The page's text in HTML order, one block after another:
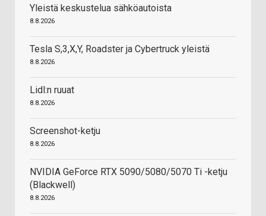
Yleistä keskustelua sähköautoista
8.8.2026
Tesla S,3,X,Y, Roadster ja Cybertruck yleistä
8.8.2026
Lidl:n ruuat
8.8.2026
Screenshot-ketju
8.8.2026
NVIDIA GeForce RTX 5090/5080/5070 Ti -ketju
(Blackwell)
8.8.2026